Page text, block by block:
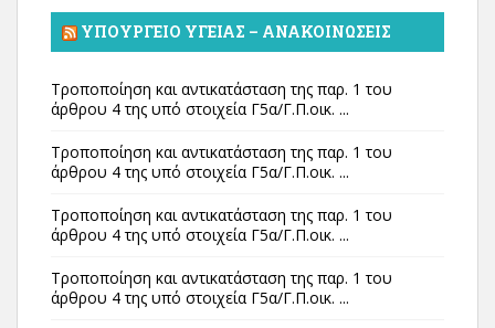
ΥΠΟΥΡΓΕΊΟ ΥΓΕΊΑΣ – ΑΝΑΚΟΙΝΏΣΕΙΣ
Τροποποίηση και αντικατάσταση της παρ. 1 του
άρθρου 4 της υπό στοιχεία Γ5α/Γ.Π.οικ. ...
Τροποποίηση και αντικατάσταση της παρ. 1 του
άρθρου 4 της υπό στοιχεία Γ5α/Γ.Π.οικ. ...
Τροποποίηση και αντικατάσταση της παρ. 1 του
άρθρου 4 της υπό στοιχεία Γ5α/Γ.Π.οικ. ...
Τροποποίηση και αντικατάσταση της παρ. 1 του
άρθρου 4 της υπό στοιχεία Γ5α/Γ.Π.οικ. ...